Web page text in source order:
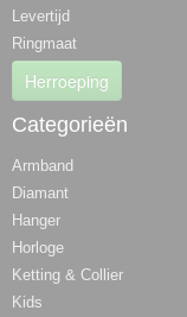
Levertijd
Ringmaat
Herroeping
Categorieën
Armband
Diamant
Hanger
Horloge
Ketting & Collier
Kids